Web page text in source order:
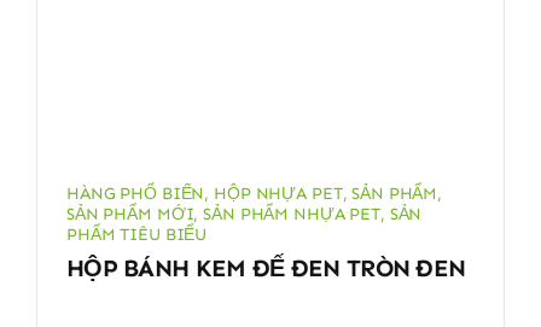
HÀNG PHỔ BIẾN, HỘP NHỰA PET,SẢN PHẨM,
SẢN PHẨM MỚI,SẢN PHẨM NHỰA PET, SẢN
PHẨM TIÊU BIỂU
HỘP BÁNH KEM ĐẾ ĐEN TRÒN ĐEN